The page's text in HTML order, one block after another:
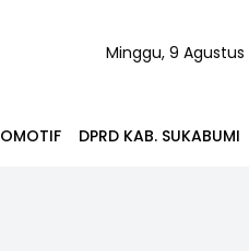
Minggu, 9 Agustus
DPRD KAB. SUKABUMI